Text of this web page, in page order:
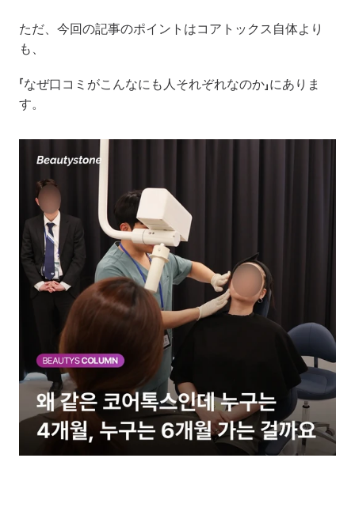
ただ、今回の記事のポイントはコアトックス自体より
も、
「なぜ口コミがこんなにも人それぞれなのか」にありま
す。